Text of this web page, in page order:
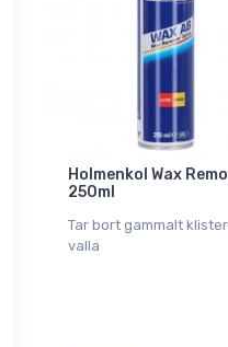
Holmenkol Wax
250ml
Tar bort gammalt
valla